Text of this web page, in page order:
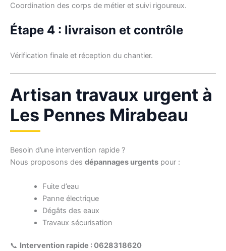
Coordination des corps de métier et suivi rigoureux.
Étape 4 : livraison et contrôle
Vérification finale et réception du chantier.
Artisan travaux urgent à
Les Pennes Mirabeau
Besoin d’une intervention rapide ?
Nous proposons des dépannages urgents pour :
Fuite d’eau
Panne électrique
Dégâts des eaux
Travaux sécurisation
📞 Intervention rapide : 0628318620